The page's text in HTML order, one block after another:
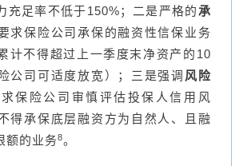
充足率不低于150%；二是严格的 承
求保险公司承保的融资性信保业务
计不得超过上一季度末净资产的10
公司可适度放宽）；三是强调 风险
求保险公司审慎评估投保人信用风
得承保底层融资方为自然人、且融
额的业务8。